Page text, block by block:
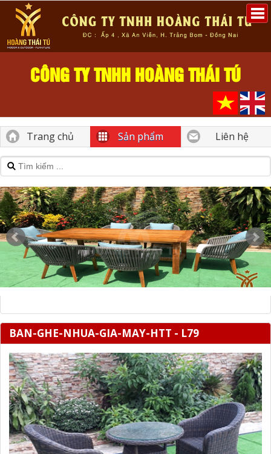
CÔNG TY TNHH HOÀNG THÁI TÚ
Trang chủ Sản phẩm Liên hệ
BAN-GHE-NHUA-GIA-MAY-HTT - L79